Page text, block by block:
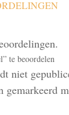
te beoordelen
niet
gemarkeerd